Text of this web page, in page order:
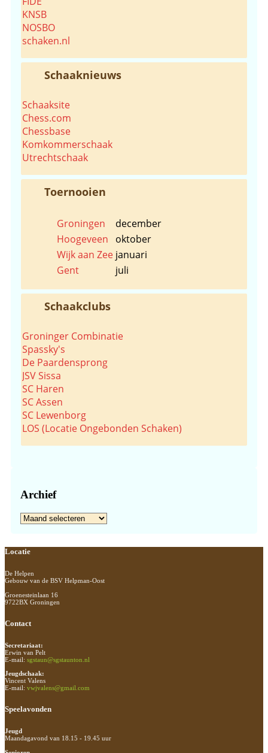
KNSB
NOSBO
schaken.nl
Schaaknieuws
Schaaksite
Chess.com
Chessbase
Komkommerschaak
Utrechtschaak
Toernooien
Groningen
december
Hoogeveen
oktober
Wijk aan Zee januari
Gent
juli
Schaakclubs
Groninger Combinatie
Spassky's
De Paardensprong
JSV Sissa
SC Haren
SC Assen
SC Lewenborg
LOS (Locatie Ongebonden Schaken)
Archief
Archief
Footer
Locatie
De Helpen
Gebouw van de BSV Helpman-Oost
Groenesteinlaan 16
9722BX Groningen
Contact
Secretariaat:
Erwin van Pelt
E-mail: sgstaun@sgstaunton.nl
Jeugdschaak:
Vincent Valens
E-mail: vwjvalens@gmail.com
Speelavonden
Jeugd
Maandagavond van 18.15 - 19.45 uur